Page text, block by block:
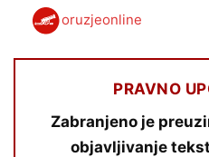
oruzjeonline
PRAVNO
Zabranjeno je
objavljivanje